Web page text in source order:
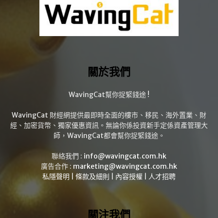
關於我們
WavingCat幫你捉緊錢途 !
WavingCat 財經網提供最即時全面的樓市、移民、海外置業、財
經、加密貨幣、獨家優惠資訊。無論你係投資新手定係資產管理大
師，WavingCat都會幫你捉緊錢途。
聯絡我們 : info@wavingcat.com.hk
廣告合作 : marketing@wavingcat.com.hk
私隱聲明
條款及細則 內容授權 人才招聘
關注我們